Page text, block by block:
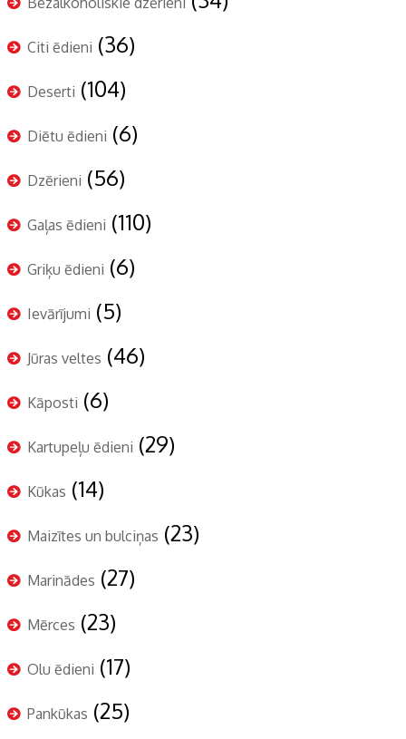
Citi ēdieni (36)
Deserti (104)
Diētu ēdieni (6)
Dzērieni (56)
Gaļas ēdieni (110)
Griķu ēdieni (6)
Ievārījumi (5)
Jūras veltes (46)
Kāposti (6)
Kartupeļu ēdieni (29)
Kūkas (14)
Maizītes un bulciņas (23)
Marinādes (27)
Mērces (23)
Olu ēdieni (17)
Pankūkas (25)